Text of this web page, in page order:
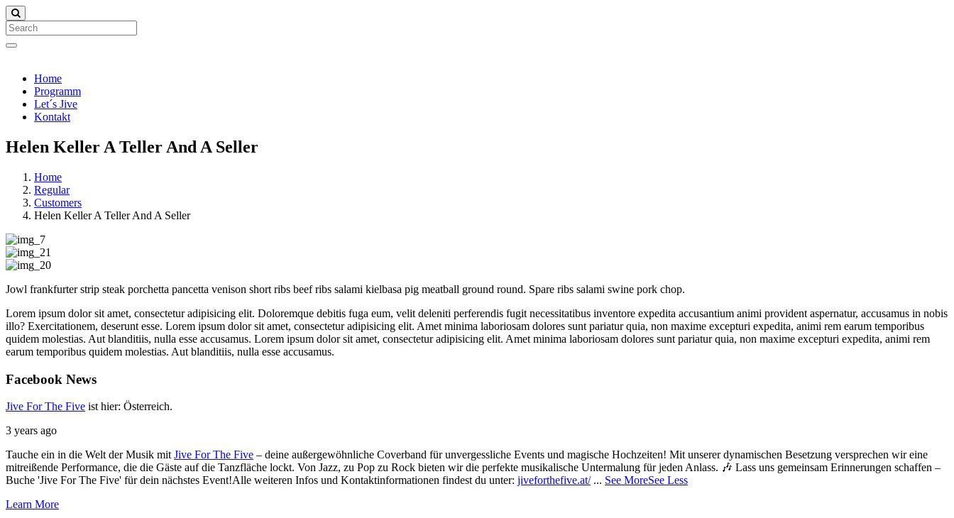
Search
Home
Programm
Let´s Jive
Kontakt
Helen Keller A Teller And A Seller
Home
Regular
Customers
Helen Keller A Teller And A Seller
Jowl frankfurter strip steak porchetta pancetta venison short ribs beef ribs salami kielbasa pig meatball ground round. Spare ribs salami swine pork chop.
Lorem ipsum dolor sit amet, consectetur adipisicing elit. Doloremque debitis fuga eum, velit deleniti perferendis fugit necessitatibus inventore expedita accusantium animi provident aspernatur, accusamus in nobis
illo? Exercitationem, deserunt esse. Lorem ipsum dolor sit amet, consectetur adipisicing elit. Amet minima laboriosam dolores sunt pariatur quia, non maxime excepturi expedita, animi rem earum temporibus
quidem molestias. Aut blanditiis, nulla esse accusamus. Lorem ipsum dolor sit amet, consectetur adipisicing elit. Amet minima laboriosam dolores sunt pariatur quia, non maxime excepturi expedita, animi rem
earum temporibus quidem molestias. Aut blanditiis, nulla esse accusamus.
Facebook News
Jive For The Five ist hier: Österreich.
3 years ago
Tauche ein in die Welt der Musik mit Jive For The Five – deine außergewöhnliche Coverband für unvergessliche Events und magische Hochzeiten! Mit unserer dynamischen Besetzung versprechen wir eine
mitreißende Performance, die die Gäste auf die Tanzfläche lockt. Von Jazz, zu Pop zu Rock bieten wir die perfekte musikalische Untermalung für jeden Anlass. 🎶 Lass uns gemeinsam Erinnerungen schaffen –
Buche 'Jive For The Five' für dein nächstes Event!Alle weiteren Infos und Kontaktinformationen findest du unter: jiveforthefive.at/ ... See MoreSee Less
Learn More